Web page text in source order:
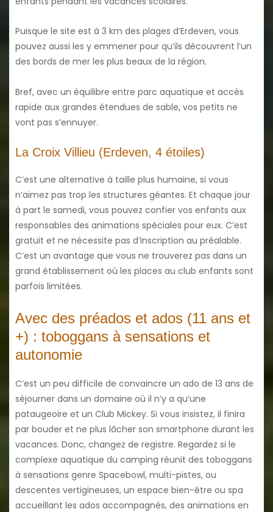
Puisque le site est à 3 km des plages d’Erdeven, vous
pouvez aussi les y emmener pour qu’ils découvrent l’un
des bords de mer les plus beaux de la région.
Bref, avec un équilibre entre parc aquatique et accès
rapide aux grandes étendues de sable, vos petits ne
vont pas s’ennuyer.
La Croix Villieu (Erdeven, 4 étoiles)
C’est une alternative à taille plus humaine, si vous
n’aimez pas trop les structures géantes. Et chaque jour
à part le samedi, vous pouvez confier vos enfants aux
responsables des animations spéciales pour eux. C’est
gratuit et ne nécessite pas d’inscription au préalable.
C’est un avantage que vous ne trouverez pas dans un
grand établissement où les places au club enfants sont
parfois limitées.
Avec des préados et ados (11 ans et
+) : toboggans à sensations et
autonomie
C’est un peu difficile de convaincre un ado de 13 ans de
séjourner dans un domaine où il n’y a qu’une
pataugeoire et un Club Mickey. Si vous insistez, il finira
par bouder et ne plus lâcher son smartphone durant les
vacances. Donc, changez de registre. Regardez si le
complexe aquatique du camping réunit des toboggans
à sensations genre Spacebowl, multi-pistes, ou
descentes vertigineuses, un espace bien-être ou spa
accueillant les ados accompagnés, des animations en